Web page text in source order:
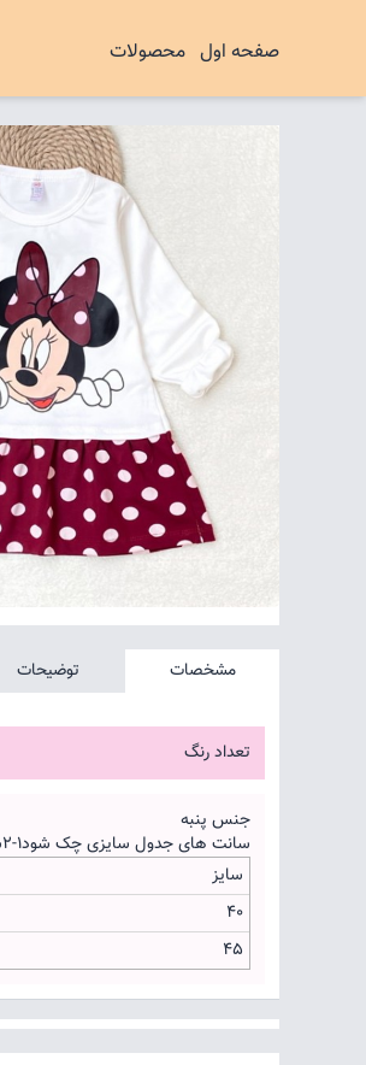
صفحه اول محصولات
مشخصات توضیحات
تعداد رنگ
جنس پنبه
سانت های جدول سایزی چک شود۱-۲سانت خطا در نظربگیرید
سایز
۴۰
۴۵